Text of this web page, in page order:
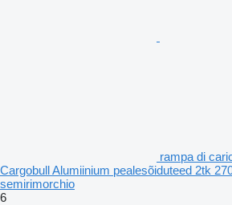
rampa di
Cargobull Alumiinium pealesõiduteed 2tk
semirimorchio
6